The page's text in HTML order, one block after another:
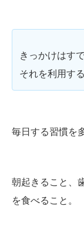
きっかけはす
それを利用す
毎日する習慣を
朝起きること、
を食べること。